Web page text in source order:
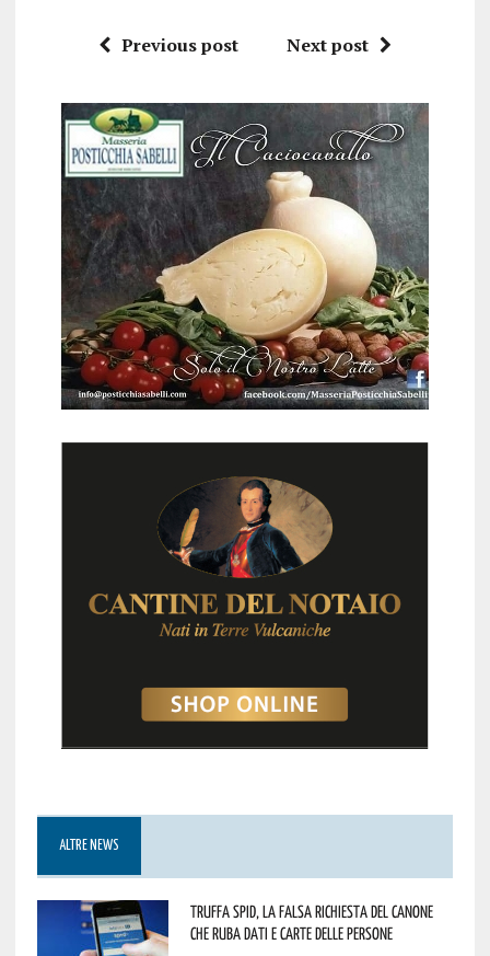
Previous post Next post
ALTRE NEWS
Truffa Spid, la falsa richiesta del canone
che ruba dati e carte delle persone